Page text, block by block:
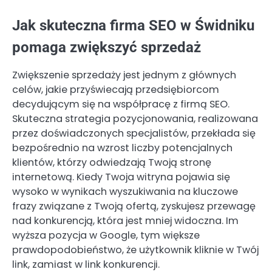
Jak skuteczna firma SEO w Świdniku
pomaga zwiększyć sprzedaż
Zwiększenie sprzedaży jest jednym z głównych
celów, jakie przyświecają przedsiębiorcom
decydującym się na współpracę z firmą SEO.
Skuteczna strategia pozycjonowania, realizowana
przez doświadczonych specjalistów, przekłada się
bezpośrednio na wzrost liczby potencjalnych
klientów, którzy odwiedzają Twoją stronę
internetową. Kiedy Twoja witryna pojawia się
wysoko w wynikach wyszukiwania na kluczowe
frazy związane z Twoją ofertą, zyskujesz przewagę
nad konkurencją, która jest mniej widoczna. Im
wyższa pozycja w Google, tym większe
prawdopodobieństwo, że użytkownik kliknie w Twój
link, zamiast w link konkurencji.